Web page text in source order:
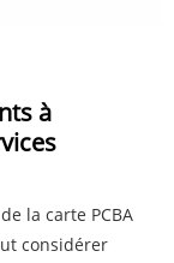
à
la carte PCBA
considérer